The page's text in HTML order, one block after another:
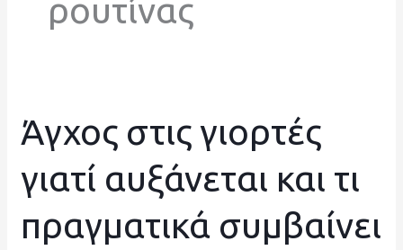
ρουτίνας
Άγχος στις γιορτές
γιατί αυξάνεται και τι
πραγματικά συμβαίνει
Άγχος
στις
γιορτές
γιατί
αυξάνεται
και